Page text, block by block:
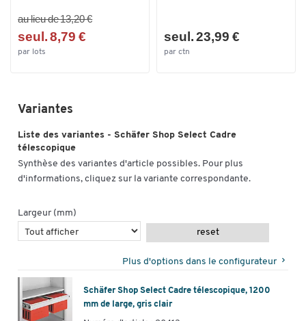
au lieu de 13,20 €
seul. 8,79 €
par lots
seul. 23,99 €
par ctn
Variantes
Liste des variantes - Schäfer Shop Select Cadre
télescopique
Synthèse des variantes d'article possibles. Pour plus
d'informations, cliquez sur la variante correspondante.
Largeur (mm)
reset
Plus d'options dans le configurateur
Schäfer Shop Select Cadre télescopique, 1200
mm de large, gris clair